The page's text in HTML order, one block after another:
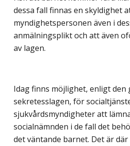
dessa fall finnas en skyldighet
myndighetspersonen även i
anmälningsplikt och att även
av lagen.
Idag finns möjlighet, enligt den
sekretesslagen, för
sjukvårdsmyndigheter att
socialnämnden i de fall det
det väntande barnet. Det är